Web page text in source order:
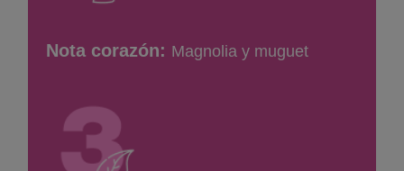
Nota corazón: Magnolia y muguet